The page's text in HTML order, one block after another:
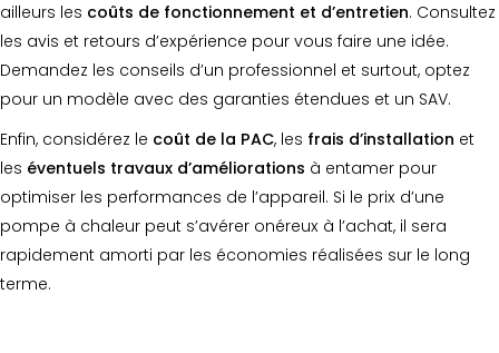
ailleurs les coûts de fonctionnement et d’entretien. Consultez
les avis et retours d’expérience pour vous faire une idée.
Demandez les conseils d’un professionnel et surtout, optez
pour un modèle avec des garanties étendues et un SAV.
Enfin, considérez le coût de la PAC, les frais d’installation et
les éventuels travaux d’améliorations à entamer pour
optimiser les performances de l’appareil. Si le prix d’une
pompe à chaleur peut s’avérer onéreux à l’achat, il sera
rapidement amorti par les économies réalisées sur le long
terme.